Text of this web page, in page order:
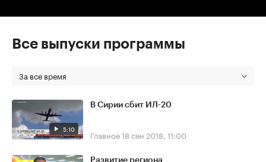
Все выпуски программы
За все время
5:10
В Сирии сбит ИЛ-20
Главное18 сен 2018, 11:00
Развитие региона